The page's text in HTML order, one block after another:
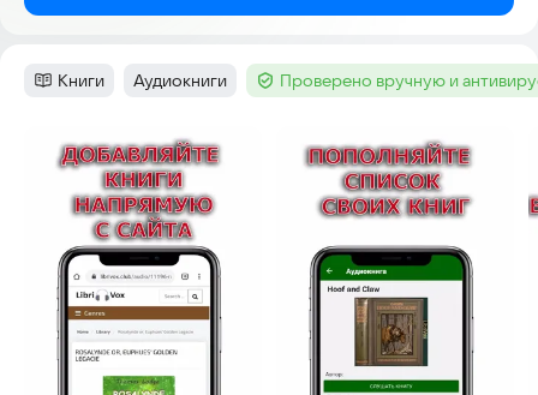
Категория
Книги Тег:
Аудиокниги Тег :Проверено вручную и
Скриншоты